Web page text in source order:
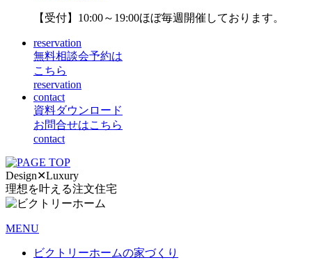
【受付】10:00～19:00ほぼ毎週開催しております。
reservation
無料相談会予約は
こちら
reservation
contact
資料ダウンロード
お問合せはこちら
contact
Design✕Luxury
理想を叶える注文住宅
MENU
ビクトリーホームの家づくり